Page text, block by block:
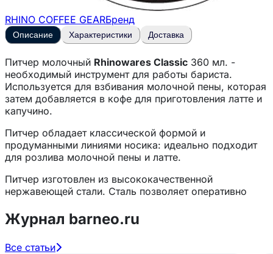
RHINO COFFEE GEARБренд
Описание Характеристики Доставка
Питчер молочный Rhinowares Classic 360 мл. -
необходимый инструмент для работы бариста.
Используется для взбивания молочной пены, которая
затем добавляется в кофе для приготовления латте и
капучино.
Питчер обладает классической формой и
продуманными линиями носика: идеально подходит
для розлива молочной пены и латте.
Питчер изготовлен из высококачественной
нержавеющей стали. Сталь позволяет оперативно
Эргономичная рукоятка для комфортной работы с
питчером.
Характеристики:
Журнал barneo.ru
Все статьи